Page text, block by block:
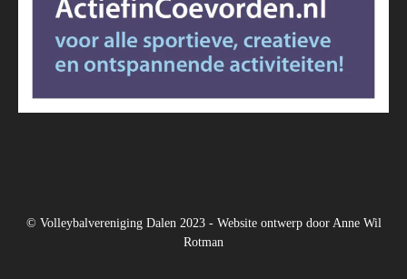
© Volleybalvereniging Dalen 2023 - Website ontwerp door Anne Wil
Rotman